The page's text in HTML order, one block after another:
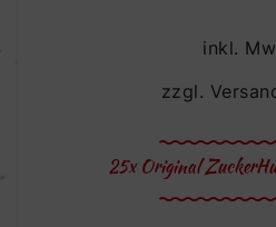
inkl.
zzgl.
25x Original